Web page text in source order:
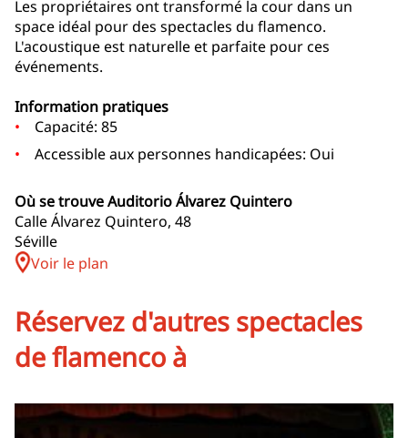
Les propriétaires ont transformé la cour dans un
space idéal pour des spectacles du flamenco.
L'acoustique est naturelle et parfaite pour ces
événements.
Information pratiques
Capacité: 85
Accessible aux personnes handicapées: Oui
Où se trouve Auditorio Álvarez Quintero
Calle Álvarez Quintero, 48
Séville
Voir le plan
Réservez d'autres spectacles
de flamenco à